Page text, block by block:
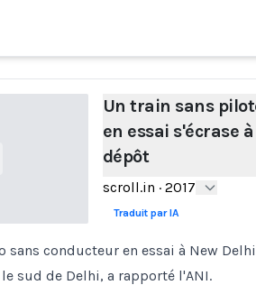
Un train sans
en essai s'écrase
dépôt
scroll.in · 2017
Traduit par IA
sans conducteur en essai à New
sud de Delhi, a rapporté l'ANI.